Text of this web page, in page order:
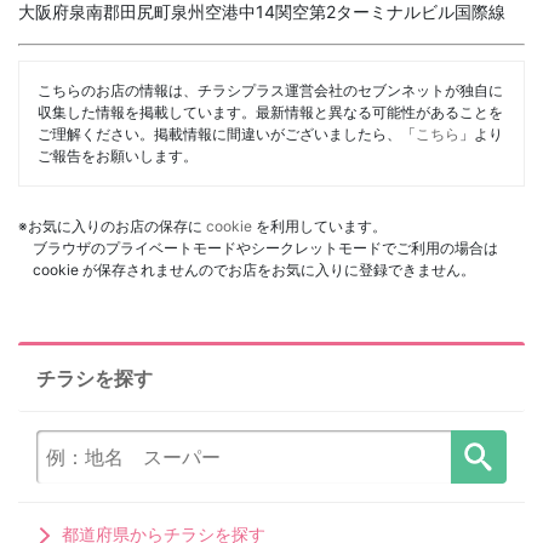
大阪府泉南郡田尻町泉州空港中14関空第2ターミナルビル国際線
こちらのお店の情報は、チラシプラス運営会社のセブンネットが独自に
収集した情報を掲載しています。最新情報と異なる可能性があることを
ご理解ください。掲載情報に間違いがございましたら、「 こちら 」より
ご報告をお願いします。
※お気に入りのお店の保存に cookie を利用しています。
ブラウザのプライベートモードやシークレットモードでご利用の場合は
cookie が保存されませんのでお店をお気に入りに登録できません。
チラシを探す
都道府県からチラシを探す